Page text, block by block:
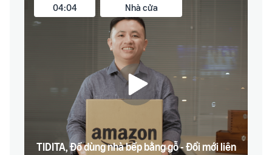
04:04 Nhà cửa
TIDITA, Đồ dùng nhà bếp bằng gỗ - Đổi mới liên